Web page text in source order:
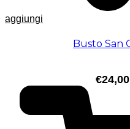
aggiungi
Busto San
€24,00